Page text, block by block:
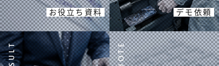
お役立ち資料 デモ依頼